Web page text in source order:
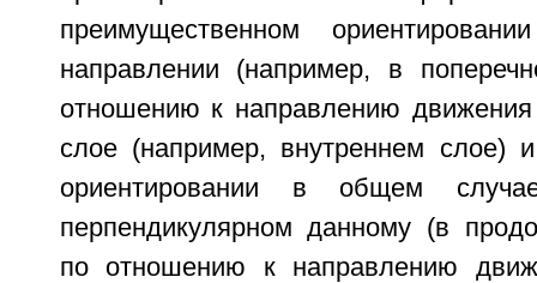
преимущественном
направлении (например, в
отношению к направлению
слое (например, внутреннем слое)
ориентировании в общем
перпендикулярном данному (в
по отношению к направлению